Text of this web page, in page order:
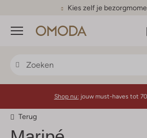
Kies zelf je
Menu
Shop nu: jouw must-haves tot
Terug